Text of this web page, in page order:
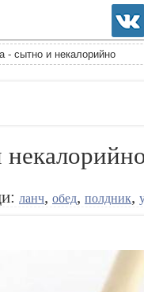
- сытно и некалорийно
ланч, обед, полдник,